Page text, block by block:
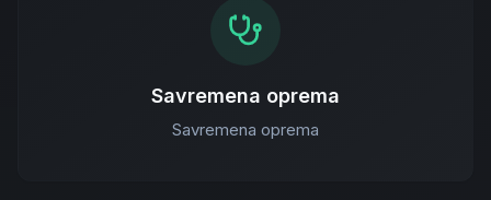
Savremena oprema
Savremena oprema